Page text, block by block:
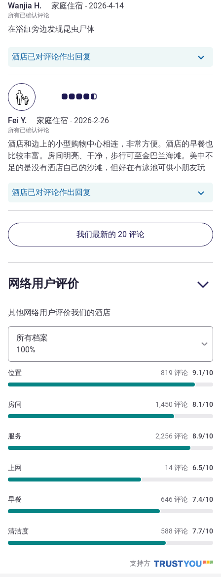
Wanjia H. 家庭住宿 - 2026-4-14
所有已确认评论
在浴缸旁边发现昆虫尸体
酒店已对评论作出回复 我们酒店已对 Wanjia H. 的评论作出
客户意见评级 4.5/5
Fei Y. 家庭住宿 - 2026-2-26
所有已确认评论
酒店和边上的小型购物中心相连，非常方便。酒店的早餐也
比较丰富。房间明亮、干净，步行可至金巴兰海滩。美中不
足的是没有酒店自己的沙滩，但好在有泳池可供小朋友玩
酒店已对评论作出回复 我们酒店已对 Fei Y. 的评论作出回复
我们最新的 20 评论
网络用户评价
其他网络用户评价我们的酒店
所有档案
100%
819 评论 9.1/10
位置
1,450 评论 8.1/10
房间
2,256 评论 8.9/10
服务
14 评论 6.5/10
上网
646 评论 7.4/10
早餐
588 评论 7.7/10
清洁度
支持方